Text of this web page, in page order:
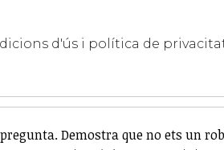
d'ús i política de
Demostra que no ets un